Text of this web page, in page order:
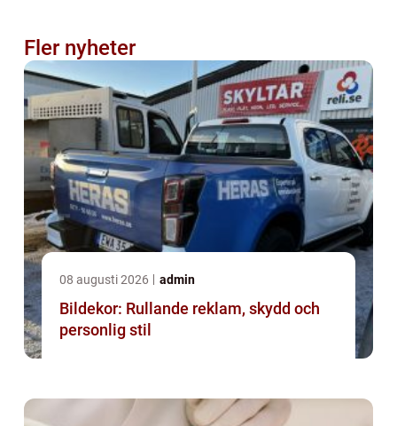
Fler nyheter
08 augusti 2026 admin
Bildekor: Rullande reklam, skydd och
personlig stil